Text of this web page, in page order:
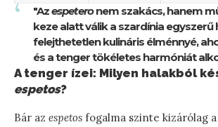
"Azespeteronem szakács, hanem
keze alatt válik a szardínia egyszerű
felejthetetlen kulináris élménnyé,
és a tenger tökéletes harmóniát
A tenger ízei: Milyen halakból
espetos?
Bár az espetos fogalma szinte kizárólag